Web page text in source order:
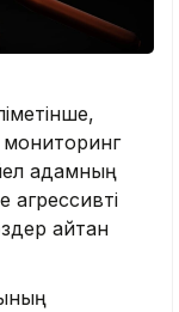
мониторинг
адамның
агрессивті
айтқан